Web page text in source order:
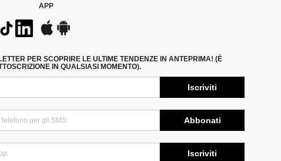
APP
PER SCOPRIRE LE ULTIME TENDENZE IN ANTEPRIMA! (È
IN QUALSIASI MOMENTO).
Iscriviti
Abbonati
Iscriviti